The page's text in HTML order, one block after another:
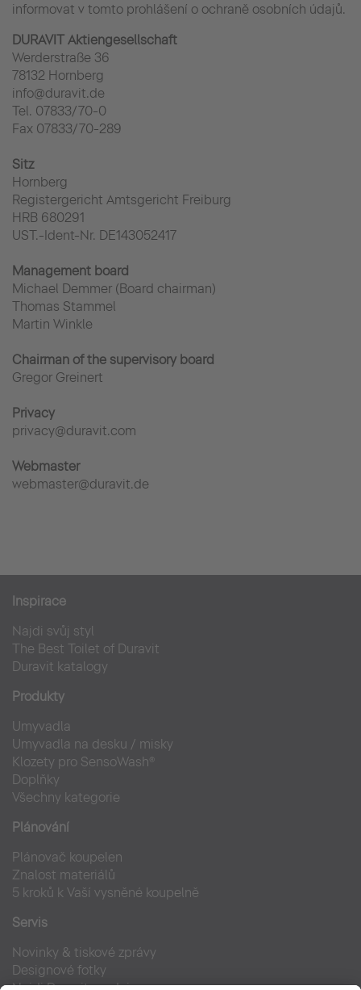
informovat v tomto prohlášení o ochraně osobních údajů.
DURAVIT Aktiengesellschaft
Werderstraße 36
78132 Hornberg
info@duravit.de
Tel. 07833/70-0
Fax 07833/70-289
Sitz
Hornberg
Registergericht Amtsgericht Freiburg
HRB 680291
UST.-Ident-Nr. DE143052417
Management board
Michael Demmer (Board chairman)
Thomas Stammel
Martin Winkle
Chairman of the supervisory board
Gregor Greinert
Privacy
privacy@duravit.com
Webmaster
webmaster@duravit.de
Inspirace
Najdi svůj styl
The Best Toilet of Duravit
Duravit katalogy
Produkty
Umyvadla
Umyvadla na desku / misky
Klozety pro SensoWash®
Doplňky
Všechny kategorie
Plánování
Plánovač koupelen
Znalost materiálů
5 kroků k Vaší vysněné koupelně
Servis
Novinky & tiskové zprávy
Designové fotky